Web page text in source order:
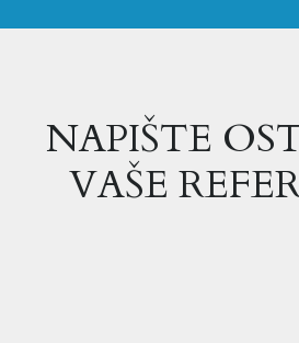
NAPIŠTE
VAŠE